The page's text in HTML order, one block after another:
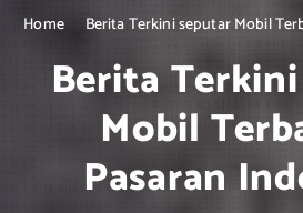
Home Berita Terkini seputar Mobil
Berita
Mobil
Pasaran